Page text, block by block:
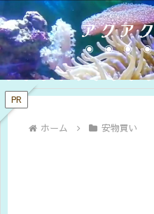
アクア
PR
ホーム 安物買い